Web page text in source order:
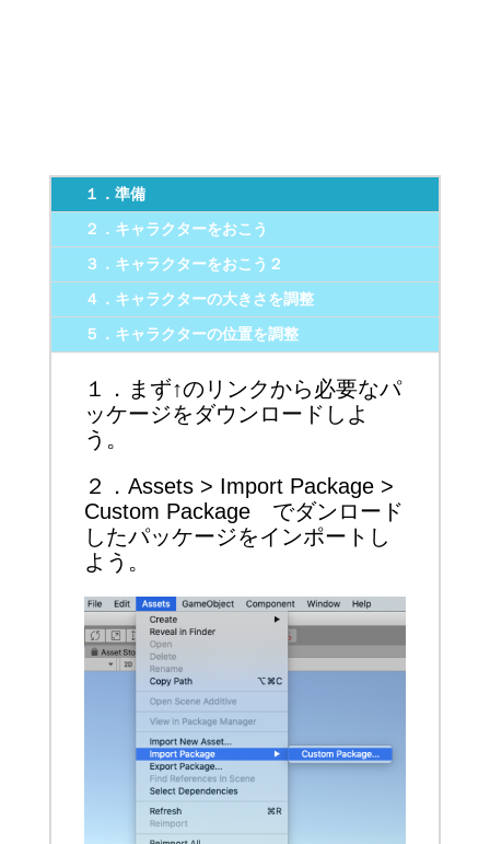
１．準備
２．キャラクターをおこう
３．キャラクターをおこう２
４．キャラクターの大きさを調整
５．キャラクターの位置を調整
１．まず↑のリンクから必要なパ
ッケージをダウンロードしよ
う。
２．Assets > Import Package >
Custom Package でダンロード
したパッケージをインポートし
よう。